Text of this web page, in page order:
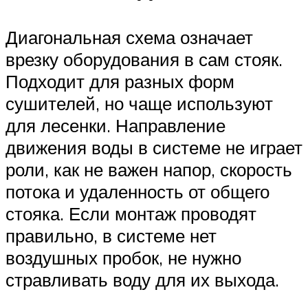
Диагональная схема означает
врезку оборудования в сам стояк.
Подходит для разных форм
сушителей, но чаще используют
для лесенки. Направление
движения воды в системе не играет
роли, как не важен напор, скорость
потока и удаленность от общего
стояка. Если монтаж проводят
правильно, в системе нет
воздушных пробок, не нужно
стравливать воду для их выхода.